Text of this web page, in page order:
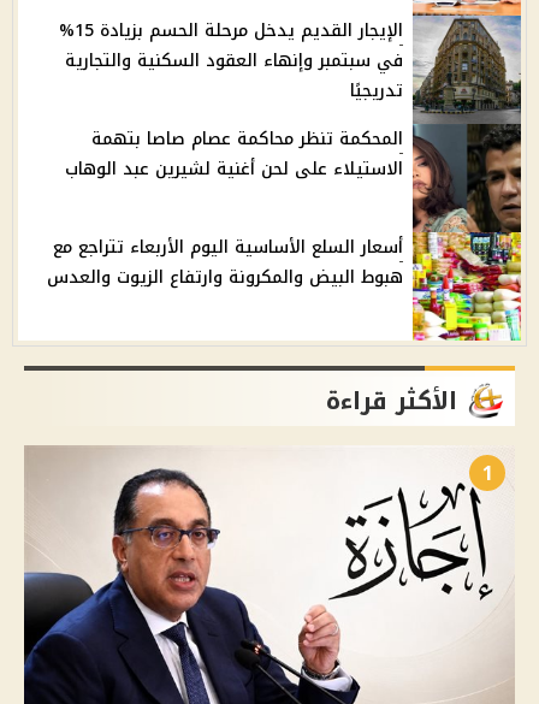
الإيجار القديم يدخل مرحلة الحسم بزيادة 15%
في سبتمبر وإنهاء العقود السكنية والتجارية
تدريجيًا
المحكمة تنظر محاكمة عصام صاصا بتهمة
الاستيلاء على لحن أغنية لشيرين عبد الوهاب
أسعار السلع الأساسية اليوم الأربعاء تتراجع مع
هبوط البيض والمكرونة وارتفاع الزيوت والعدس
الأكثر قراءة
1